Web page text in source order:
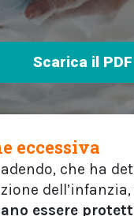
Scarica il PDF
eccessiva
che ha
essere